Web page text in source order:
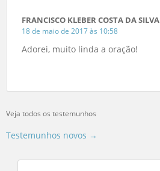
FRANCISCO KLEBER COSTA DA SILVA
18 de maio de 2017 às 10:58
Adorei, muito linda a oração!
Veja todos os testemunhos
Testemunhos novos →